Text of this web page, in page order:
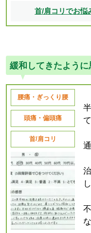
首/肩コリでお悩
緩和してきたように
腰痛・ぎっくり腰
頭痛・偏頭痛
首/肩コリ